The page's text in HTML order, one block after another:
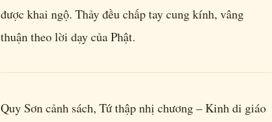
được khai ngộ. Thảy đều chấp tay cung kính, vâng
thuận theo lời dạy của Phật.
Quy Sơn cảnh sách, Tứ thập nhị chương – Kinh di giáo